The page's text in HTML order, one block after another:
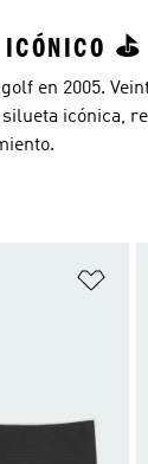
ICÓNICO ⛳️
en 2005.
icónica,